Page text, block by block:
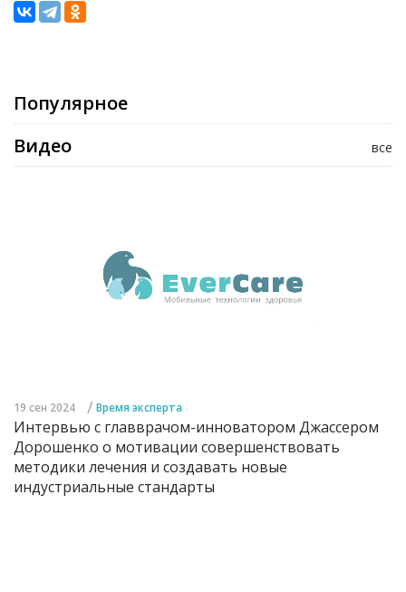
Популярное
все
Видео
19 сен 2024 / Время эксперта
Интервью с главврачом-инноватором Джассером
Дорошенко о мотивации совершенствовать
методики лечения и создавать новые
индустриальные стандарты